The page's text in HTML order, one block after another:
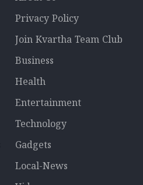
Privacy Policy
Join Kvartha Team Club
Business
Health
Entertainment
Technology
Gadgets
Local-News